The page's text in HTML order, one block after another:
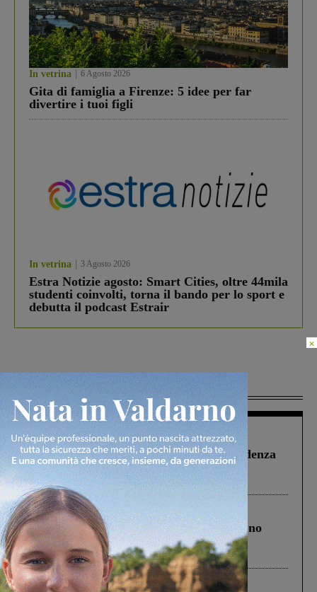
In vetrina 6 Agosto 2026
Gita di famiglia a Firenze: 5 idee per far
divertire i tuoi figli
In vetrina 3 Agosto 2026
Estra Notizie agosto: Smart Cities, oltre 44mila
studenti coinvolti, torna il bando per lo sport e
debutta il podcast Estrair
Più lette
Figline Incisa Valdarno 1 Agosto 2026
Piscina di Figline finanziata oltre la scadenza
Pnrr, il gruppo di Fratelli d’Italia: “Un
ringraziamento al Governo”
Cronaca 4 Agosto 2026
Un anno fa la strage in A1 in cui morirono
Gianni, Giulia e Franco. Lo schianto, il
processo, lo stop ai sorpassi fra tir....
Cronaca 3 Agosto 2026
×